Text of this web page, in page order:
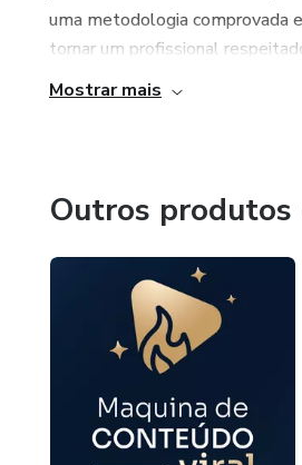
uma metodologia comprovada
tornar um profissional
Mostrar mais
Outros produtos